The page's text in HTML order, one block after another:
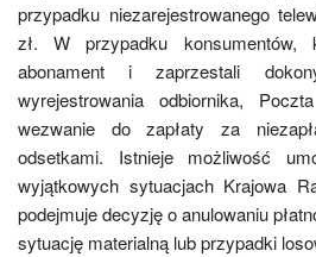
przypadku niezarejestrowanego
zł. W przypadku konsumentów,
abonament i zaprzestali
wyrejestrowania odbiornika,
wezwanie do zapłaty za
odsetkami. Istnieje możliwość
wyjątkowych sytuacjach Krajowa
podejmuje decyzję o anulowaniu
sytuację materialną lub przypadki